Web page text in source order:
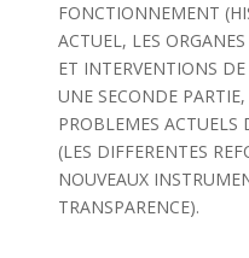
FONCTIONNEMENT
ACTUEL, LES
ET INTERVENTIONS
UNE SECONDE
PROBLEMES ACTUELS
(LES DIFFERENTES
NOUVEAUX
TRANSPARENCE).